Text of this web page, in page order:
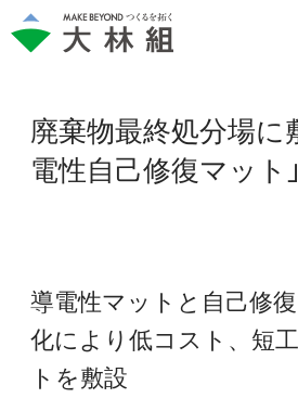
廃棄物最終処分場に
電性自己修復マット
導電性マットと自己修
化により低コスト、短
トを敷設